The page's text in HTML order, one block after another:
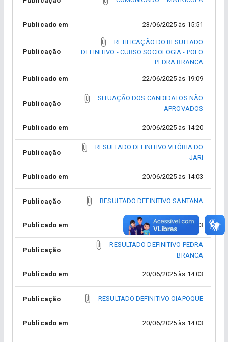
Publicado em 23/06/2025 às 15:51
Publicação
RETIFICAÇÃO DO RESULTADO
DEFINITIVO - CURSO SOCIOLOGIA - POLO
PEDRA BRANCA
Publicado em 22/06/2025 às 19:09
Publicação
SITUAÇÃO DOS CANDIDATOS NÃO
APROVADOS
Publicado em 20/06/2025 às 14:20
Publicação
RESULTADO DEFINITIVO VITÓRIA DO
JARI
Publicado em 20/06/2025 às 14:03
Publicação RESULTADO DEFINITIVO SANTANA
Publicado em 20/06/2025 às 14:03
Publicação
RESULTADO DEFINITIVO PEDRA
BRANCA
Publicado em 20/06/2025 às 14:03
Publicação RESULTADO DEFINITIVO OIAPOQUE
Publicado em 20/06/2025 às 14:03